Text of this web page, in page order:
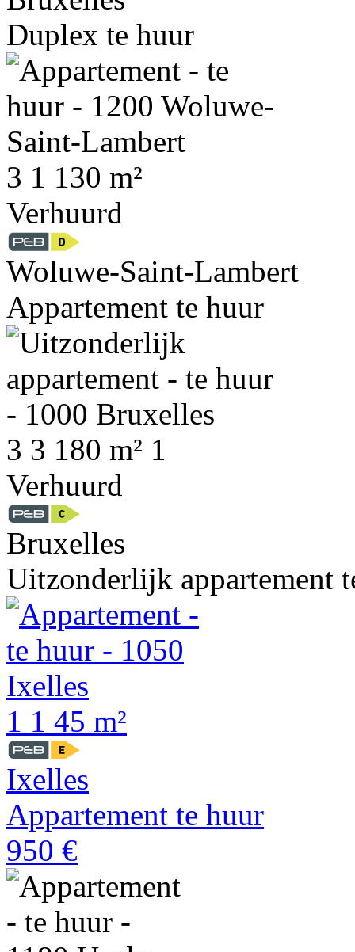
Duplex te huur
3 1 130 m²
Verhuurd
Woluwe-Saint-Lambert
Appartement te huur
3 3 180 m² 1
Verhuurd
Bruxelles
Uitzonderlijk appartement
1 1 45 m²
Ixelles
Appartement te huur
950 €